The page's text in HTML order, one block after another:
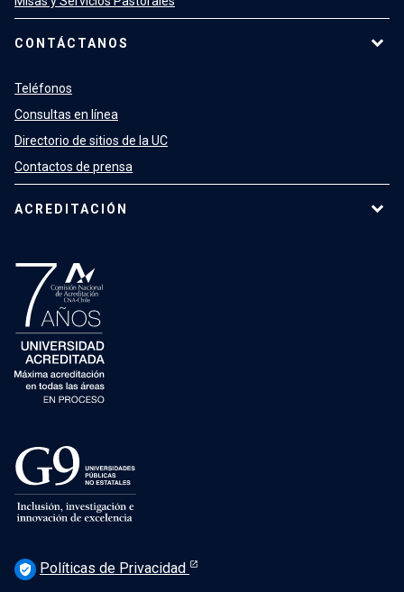
CONTÁCTANOS
Teléfonos
Consultas en línea
Directorio de sitios de la UC
Contactos de prensa
ACREDITACIÓN
verified_user Políticas de Privacidad